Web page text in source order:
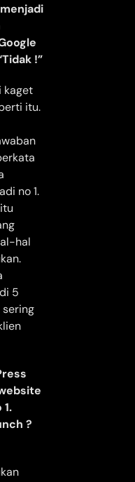
!”
kaget
itu.
no 1.
hal
5
?